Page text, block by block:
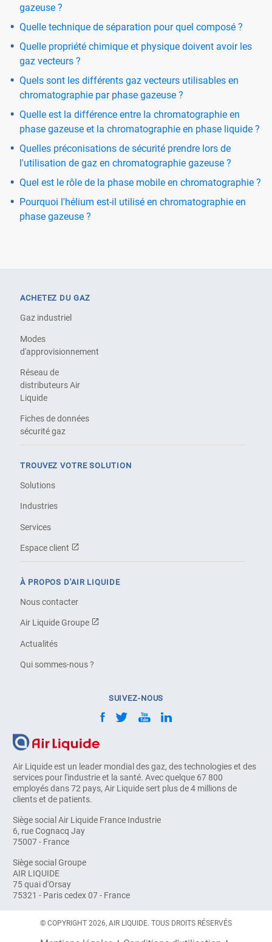
gazeuse ?
Quelle technique de séparation pour quel composé ?
Quelle propriété chimique et physique doivent avoir les
gaz vecteurs ?
Quels sont les différents gaz vecteurs utilisables en
chromatographie par phase gazeuse ?
Quelle est la différence entre la chromatographie en
phase gazeuse et la chromatographie en phase liquide ?
Quelles préconisations de sécurité prendre lors de
l'utilisation de gaz en chromatographie gazeuse ?
Quel est le rôle de la phase mobile en chromatographie ?
Pourquoi l'hélium est-il utilisé en chromatographie en
phase gazeuse ?
Air Liquide est un leader mondial des gaz, des technologies et des
services pour l'industrie et la santé. Avec quelque 67 800
employés dans 72 pays, Air Liquide sert plus de 4 millions de
clients et de patients.
Siège social Air Liquide France Industrie
6, rue Cognacq Jay
75007 - France
Siège social Groupe
AIR LIQUIDE
75 quai d'Orsay
75321 - Paris cedex 07 - France
ACHETEZ DU GAZ
Gaz industriel
Modes
d'approvisionnement
Réseau de
distributeurs Air
Liquide
Fiches de données
sécurité gaz
TROUVEZ VOTRE SOLUTION
Solutions
Industries
Services
Espace client
À PROPOS D'AIR LIQUIDE
Nous contacter
Air Liquide Groupe
Actualités
Qui sommes-nous ?
SUIVEZ-NOUS
© COPYRIGHT 2026, AIR LIQUIDE. TOUS DROITS RÉSERVÉS